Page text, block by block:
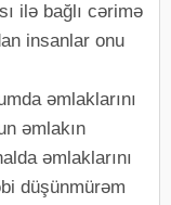
ilə bağlı cərimə
insanlar onu
əmlaklarını
əmlakın
əmlaklarını
düşünmürəm